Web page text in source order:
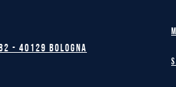
- 40129 BOLOGNA